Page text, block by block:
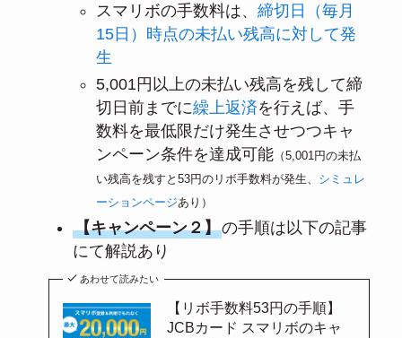
スマリボの手数料は、締切日（毎月
15日）時点の未払い残高に対して発
生
5,001円以上の未払い残高を残して締
切日前までに繰上返済を行えば、手
数料を最低限だけ発生させつつキャ
ンペーン条件を達成可能 （5,001円の未払
い残高を残すと53円のリボ手数料が発生、 シミュレ
ーションページあり）
【キャンペーン２】の手順は以下の記事
にて解説あり
あわせて読みたい
【リボ手数料53円の手順】
JCBカード スマリボのキャ